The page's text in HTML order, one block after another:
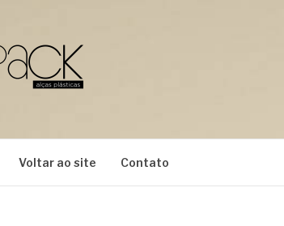
Voltar ao site Contato